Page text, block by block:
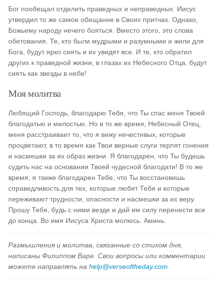
Бог пообещал отделить праведных и неправедных. Иисус
утвердил то же самое обещание в Своих притчах. Однако,
Божьему народу нечего бояться. Вместо этого, это слова
обетования. Те, кто были мудрыми и разумными и жили для
Бога, будут ярко сиять и их увидят все. И те, кто обратил
других к праведной жизни, в глазах их Небесного Отца, будут
сиять как звезды в небе!
Моя молитва
Любящий Господь, благодарю Тебя, что Ты спас меня Твоей
благодатью и милостью. Но в то же время, Небесный Отец,
меня расстраивает то, что я вижу нечестивых, которые
процветают, в то время как Твои верные слуги терпят гонения
и насмешки за их образ жизни. Я благодарен, что Ты будешь
судить нас на основании Твоей чудесной благодати! В то же
время, я также благодарен Тебе, что Ты восстановишь
справедливость для тех, которые любят Тебя и которые
переживают трудности, опасности и насмешки за их веру.
Прошу Тебя, будь с ними везде и дай им силу перенести все
до конца. Во имя Иисуса Христа молюсь. Аминь.
Размышления и молитва, связанные со стихом дня,
написаны Филиппом Варе. Свои вопросы или комментарии
можете направлять наhelp@verseoftheday.com